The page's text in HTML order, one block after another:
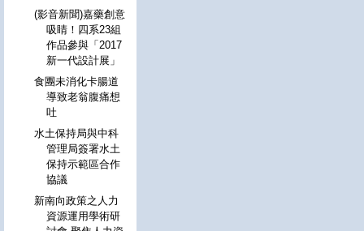
(影音新聞)嘉藥創意
吸睛！四系23組
作品參與「2017
新一代設計展」
食團未消化卡腸道
導致老翁腹痛想
吐
水土保持局與中科
管理局簽署水土
保持示範區合作
協議
新南向政策之人力
資源運用學術研